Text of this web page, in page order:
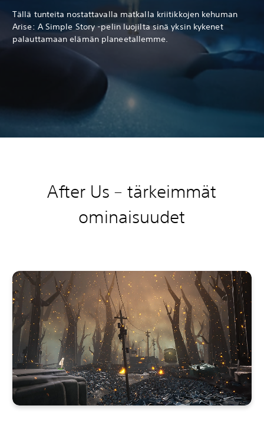
Tällä tunteita nostattavalla matkalla kriitikkojen kehuman
Arise: A Simple Story -pelin luojilta sinä yksin kykenet
palauttamaan elämän planeetallemme.
After Us – tärkeimmät
ominaisuudet